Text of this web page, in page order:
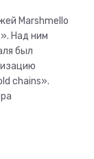
Marshmello
Над ним
был
chains».